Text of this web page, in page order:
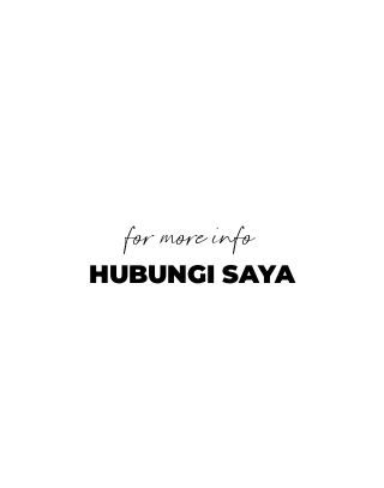
HUBUNGI SAYA
for more info